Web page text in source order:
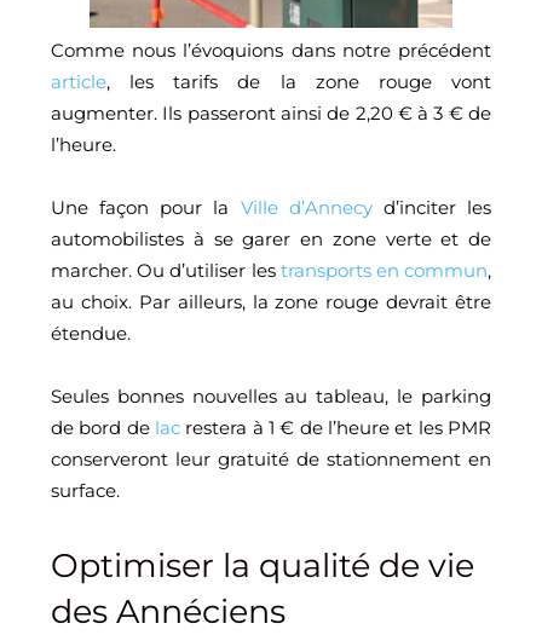
Comme nous l’évoquions dans notre précédent
article, les tarifs de la zone rouge vont
augmenter. Ils passeront ainsi de 2,20 € à 3 € de
l’heure.
Une façon pour la Ville d’Annecyd’inciter les
automobilistes à se garer en zone verte et de
marcher. Ou d’utiliser les transports en commun,
au choix. Par ailleurs, la zone rouge devrait être
étendue.
Seules bonnes nouvelles au tableau, le parking
de bord de lac restera à 1 € de l’heure et les PMR
conserveront leur gratuité de stationnement en
surface.
Optimiser la qualité de vie
des Annéciens